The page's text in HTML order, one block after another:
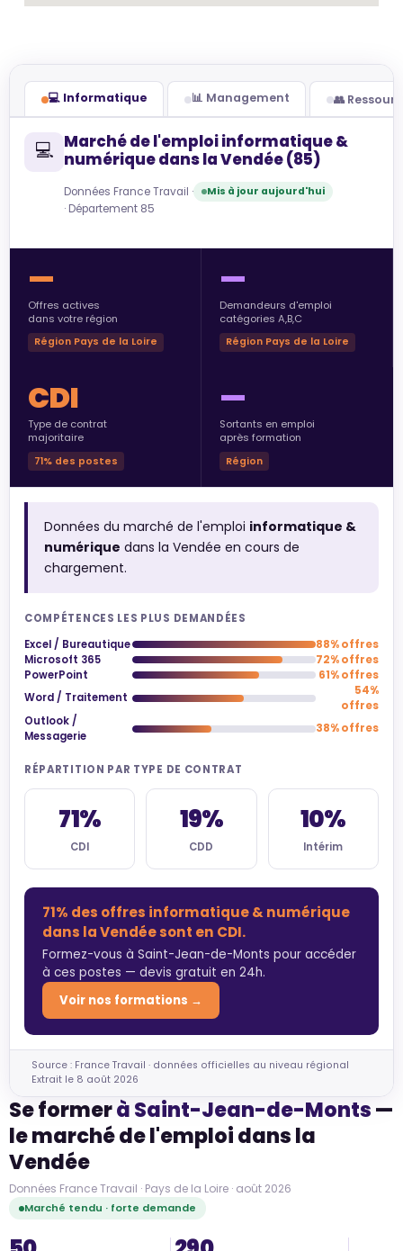
💻 Informatique 📊 Management 👥
💻 Marché de l'emploi informatique &
numérique dans la Vendée (85)
Données France Travail · Mis à jour aujourd'hui
· Département 85
—
Offres actives
dans votre région
Région Pays de la Loire
—
Demandeurs d'emploi
catégories A,B,C
Région Pays de la Loire
CDI
Type de contrat
majoritaire
71% des postes
—
Sortants en emploi
après formation
Région
Données du marché de l'emploi informatique &
numérique dans la Vendée en cours de
chargement.
COMPÉTENCES LES PLUS DEMANDÉES
Excel / Bureautique
88% offres
Microsoft 365
72% offres
PowerPoint
61% offres
Word / Traitement
54%
offres
Outlook /
Messagerie
38% offres
RÉPARTITION PAR TYPE DE CONTRAT
71%
CDI
19%
CDD
10%
Intérim
71% des offres informatique & numérique
dans la Vendée sont en CDI.
Formez-vous à Saint-Jean-de-Monts pour accéder
à ces postes — devis gratuit en 24h.
Voir nos formations →
Source : France Travail · données officielles au niveau régional
Extrait le 8 août 2026
Se formerà Saint-Jean-de-Monts—
le marché de l'emploi dans la
Vendée
Données France Travail · Pays de la Loire · août 2026
Marché tendu · forte demande